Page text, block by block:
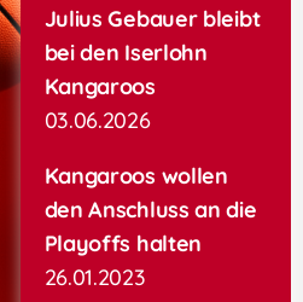
Julius Gebauer bleibt
bei den Iserlohn
Kangaroos
03.06.2026
Kangaroos wollen
den Anschluss an die
Playoffs halten
26.01.2023